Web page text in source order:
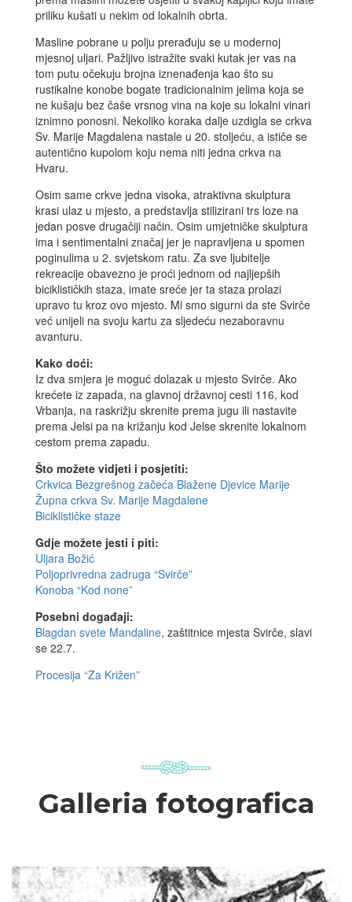
priliku kušati u nekim od lokalnih obrta.
Masline pobrane u polju prerađuju se u modernoj
mjesnoj uljari. Pažljivo istražite svaki kutak jer vas na
tom putu očekuju brojna iznenađenja kao što su
rustikalne konobe bogate tradicionalnim jelima koja se
ne kušaju bez čaše vrsnog vina na koje su lokalni vinari
iznimno ponosni. Nekoliko koraka dalje uzdigla se crkva
Sv. Marije Magdalena nastale u 20. stoljeću, a ističe se
autentično kupolom koju nema niti jedna crkva na
Hvaru.
Osim same crkve jedna visoka, atraktivna skulptura
krasi ulaz u mjesto, a predstavlja stilizirani trs loze na
jedan posve drugačiji način. Osim umjetničke skulptura
ima i sentimentalni značaj jer je napravljena u spomen
poginulima u 2. svjetskom ratu. Za sve ljubitelje
rekreacije obavezno je proći jednom od najljepših
biciklističkih staza, imate sreće jer ta staza prolazi
upravo tu kroz ovo mjesto. Mi smo sigurni da ste Svirče
već unijeli na svoju kartu za sljedeću nezaboravnu
avanturu.
Kako doći:
Iz dva smjera je moguć dolazak u mjesto Svirče. Ako
krećete iz zapada, na glavnoj državnoj cesti 116, kod
Vrbanja, na raskrižju skrenite prema jugu ili nastavite
prema Jelsi pa na križanju kod Jelse skrenite lokalnom
cestom prema zapadu.
Što možete vidjeti i posjetiti:
Crkvica Bezgrešnog začeća Blažene Djevice Marije
Župna crkva Sv. Marije Magdalene
Biciklističke staze
Gdje možete jesti i piti:
Uljara Božić
Poljoprivredna zadruga “Svirče”
Konoba “Kod none”
Posebni događaji:
Blagdan svete Mandaline, zaštitnice mjesta Svirče, slavi
se 22.7.
Procesija “Za Križen”
Galleria fotografica